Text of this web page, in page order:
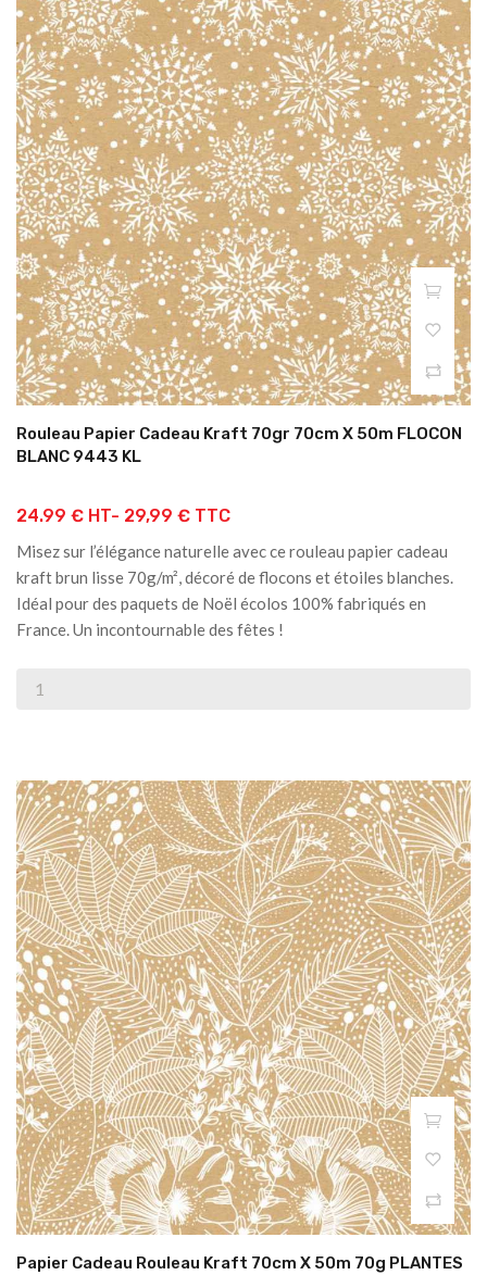
Rouleau Papier Cadeau Kraft 70gr 70cm X 50m FLOCON
BLANC 9443 KL
24.99 € HT- 29,99 € TTC
Misez sur l’élégance naturelle avec ce rouleau papier cadeau
kraft brun lisse 70g/m², décoré de flocons et étoiles blanches.
Idéal pour des paquets de Noël écolos 100% fabriqués en
France. Un incontournable des fêtes !
Papier Cadeau Rouleau Kraft 70cm X 50m 70g PLANTES